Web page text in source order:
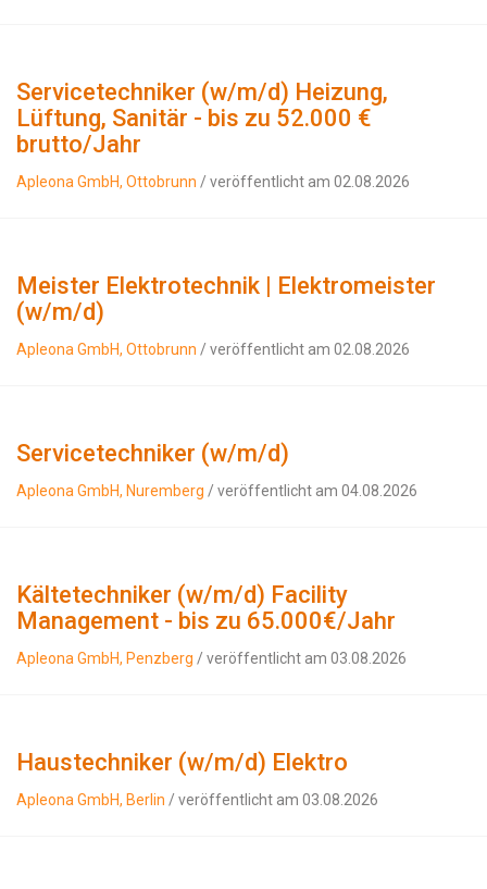
Servicetechniker (w/m/d) Heizung,
Lüftung, Sanitär - bis zu 52.000 €
brutto/Jahr
Apleona GmbH, Ottobrunn / veröffentlicht am 02.08.2026
Meister Elektrotechnik | Elektromeister
(w/m/d)
Apleona GmbH, Ottobrunn / veröffentlicht am 02.08.2026
Servicetechniker (w/m/d)
Apleona GmbH, Nuremberg / veröffentlicht am 04.08.2026
Kältetechniker (w/m/d) Facility
Management - bis zu 65.000€/Jahr
Apleona GmbH, Penzberg / veröffentlicht am 03.08.2026
Haustechniker (w/m/d) Elektro
Apleona GmbH, Berlin / veröffentlicht am 03.08.2026